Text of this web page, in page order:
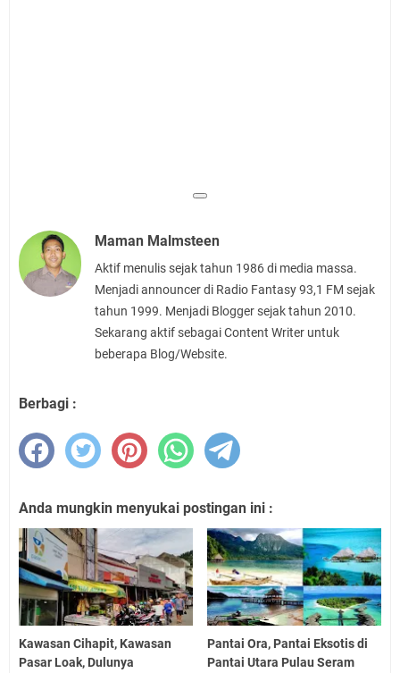
Maman Malmsteen
Aktif menulis sejak tahun 1986 di media massa.
Menjadi announcer di Radio Fantasy 93,1 FM sejak
tahun 1999. Menjadi Blogger sejak tahun 2010.
Sekarang aktif sebagai Content Writer untuk
beberapa Blog/Website.
Berbagi :
Anda mungkin menyukai postingan ini :
Kawasan Cihapit, Kawasan
Pasar Loak, Dulunya
Pantai Ora, Pantai Eksotis di
Pantai Utara Pulau Seram